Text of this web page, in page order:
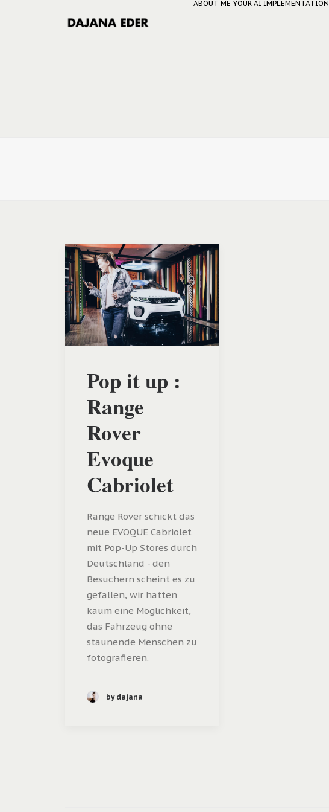
ABOUT ME YOUR AI IMPLEMENTATION
Pop it up :
Range
Rover
Evoque
Cabriolet
Range Rover schickt das
neue EVOQUE Cabriolet
mit Pop-Up Stores durch
Deutschland - den
Besuchern scheint es zu
gefallen, wir hatten
kaum eine Möglichkeit,
das Fahrzeug ohne
staunende Menschen zu
fotografieren.
by dajana